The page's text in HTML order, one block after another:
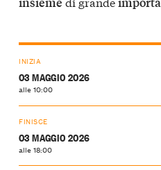
INIZIA
03 MAGGIO 2026
alle 10:00
FINISCE
03 MAGGIO 2026
alle 18:00